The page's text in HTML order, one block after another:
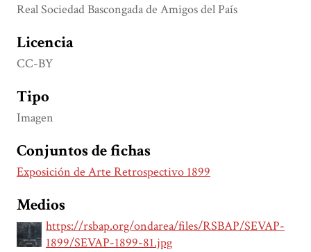
Real Sociedad Bascongada de Amigos del País
Licencia
CC-BY
Tipo
Imagen
Conjuntos de fichas
Exposición de Arte Retrospectivo 1899
Medios
https://rsbap.org/ondarea/files/RSBAP/SEVAP-
1899/SEVAP-1899-81.jpg